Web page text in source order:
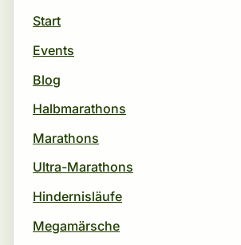
Start
Events
Blog
Halbmarathons
Marathons
Ultra-Marathons
Hindernisläufe
Megamärsche